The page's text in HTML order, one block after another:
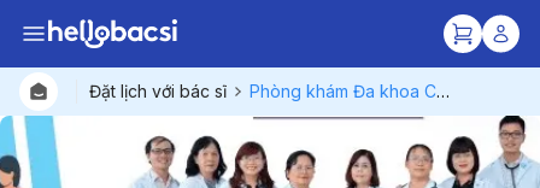
Đặt lịch với bác sĩ Phòng khám Đa khoa CHAC